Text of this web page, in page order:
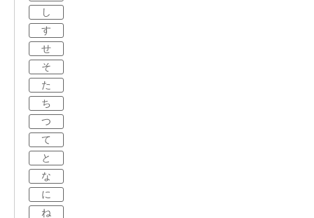
し
す
せ
そ
た
ち
つ
て
と
な
に
ね